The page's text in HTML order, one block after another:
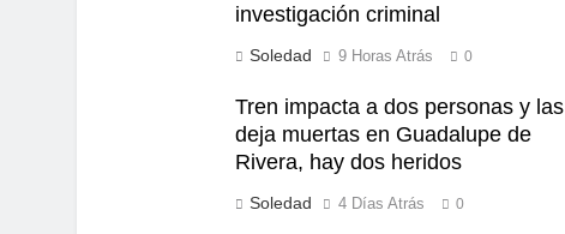
investigación criminal
Soledad 9 Horas Atrás 0
Tren impacta a dos personas y las
deja muertas en Guadalupe de
Rivera, hay dos heridos
Soledad 4 Días Atrás 0